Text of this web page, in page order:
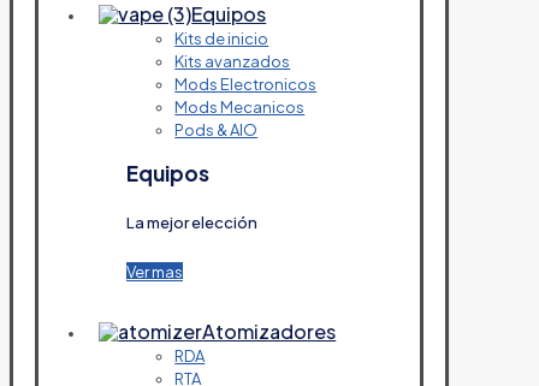
Equipos
Kits de inicio
Kits avanzados
Mods Electronicos
Mods Mecanicos
Pods & AIO
Equipos
La mejor elección
Ver mas
Atomizadores
RDA
RTA